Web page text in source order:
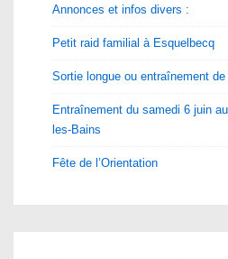
Annonces et infos divers :
Petit raid familial à Esquelbecq
Sortie longue ou entraînement de
Entraînement du samedi 6 juin
les-Bains
Fête de l’Orientation